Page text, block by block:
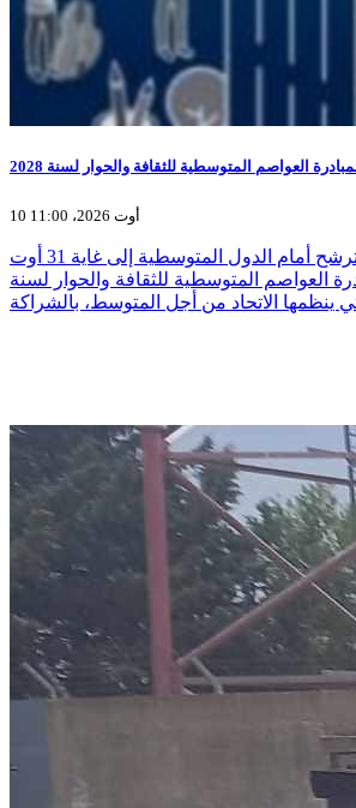
العواصم المتوسطية للثقافة والحوار لسنة 2028
10 أوت 2026، 11:00
يتواصل فتح باب الترشح أمام الدول المتوسطية إلى غاية 31 أوت
العواصم المتوسطية للثقافة والحوار لسنة